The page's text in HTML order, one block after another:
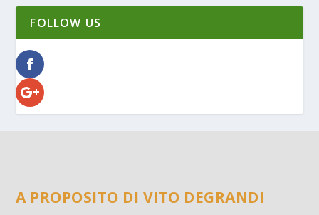
FOLLOW US
A PROPOSITO DI VITO DEGRANDI